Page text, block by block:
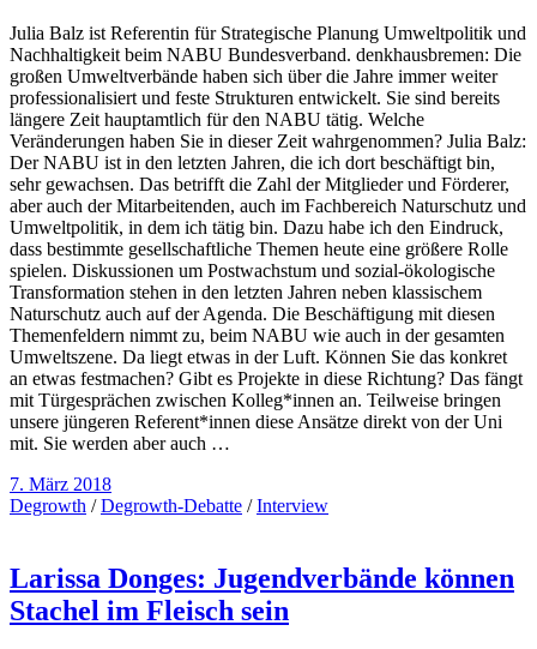
Julia Balz ist Referentin für Strategische Planung Umweltpolitik und
Nachhaltigkeit beim NABU Bundesverband. denkhausbremen: Die
großen Umweltverbände haben sich über die Jahre immer weiter
professionalisiert und feste Strukturen entwickelt. Sie sind bereits
längere Zeit hauptamtlich für den NABU tätig. Welche
Veränderungen haben Sie in dieser Zeit wahrgenommen? Julia Balz:
Der NABU ist in den letzten Jahren, die ich dort beschäftigt bin,
sehr gewachsen. Das betrifft die Zahl der Mitglieder und Förderer,
aber auch der Mitarbeitenden, auch im Fachbereich Naturschutz und
Umweltpolitik, in dem ich tätig bin. Dazu habe ich den Eindruck,
dass bestimmte gesellschaftliche Themen heute eine größere Rolle
spielen. Diskussionen um Postwachstum und sozial-ökologische
Transformation stehen in den letzten Jahren neben klassischem
Naturschutz auch auf der Agenda. Die Beschäftigung mit diesen
Themenfeldern nimmt zu, beim NABU wie auch in der gesamten
Umweltszene. Da liegt etwas in der Luft. Können Sie das konkret
an etwas festmachen? Gibt es Projekte in diese Richtung? Das fängt
mit Türgesprächen zwischen Kolleg*innen an. Teilweise bringen
unsere jüngeren Referent*innen diese Ansätze direkt von der Uni
mit. Sie werden aber auch …
7. März 2018
Degrowth /Degrowth-Debatte /Interview
Larissa Donges: Jugendverbände können
Stachel im Fleisch sein